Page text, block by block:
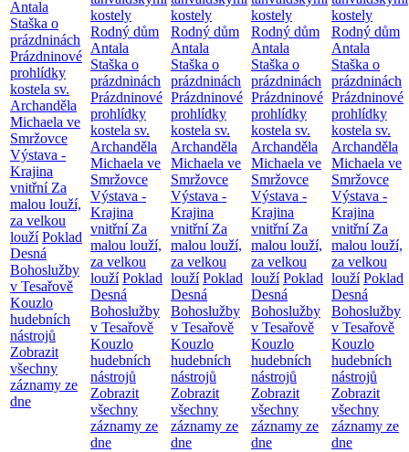
Antala
Staška o
prázdninách
Prázdninové
prohlídky
kostela sv.
Archanděla
Michaela ve
Smržovce
Výstava -
Krajina
vnitřní Za
malou louží,
za velkou
louží Poklad
Desná
Bohoslužby
v Tesařově
Kouzlo
hudebních
nástrojů
Zobrazit
všechny
záznamy ze
dne
kostely
Rodný dům
Antala
Staška o
prázdninách
Prázdninové
prohlídky
kostela sv.
Archanděla
Michaela ve
Smržovce
Výstava -
Krajina
vnitřní Za
malou louží,
za velkou
louží Poklad
Desná
Bohoslužby
v Tesařově
Kouzlo
hudebních
nástrojů
Zobrazit
všechny
záznamy ze
dne
kostely
Rodný dům
Antala
Staška o
prázdninách
Prázdninové
prohlídky
kostela sv.
Archanděla
Michaela ve
Smržovce
Výstava -
Krajina
vnitřní Za
malou louží,
za velkou
louží Poklad
Desná
Bohoslužby
v Tesařově
Kouzlo
hudebních
nástrojů
Zobrazit
všechny
záznamy ze
dne
kostely
Rodný dům
Antala
Staška o
prázdninách
Prázdninové
prohlídky
kostela sv.
Archanděla
Michaela ve
Smržovce
Výstava -
Krajina
vnitřní Za
malou louží,
za velkou
louží Poklad
Desná
Bohoslužby
v Tesařově
Kouzlo
hudebních
nástrojů
Zobrazit
všechny
záznamy ze
dne
kostely
Rodný dům
Antala
Staška o
prázdninách
Prázdninové
prohlídky
kostela sv.
Archanděla
Michaela ve
Smržovce
Výstava -
Krajina
vnitřní Za
malou louží,
za velkou
louží Poklad
Desná
Bohoslužby
v Tesařově
Kouzlo
hudebních
nástrojů
Zobrazit
všechny
záznamy ze
dne